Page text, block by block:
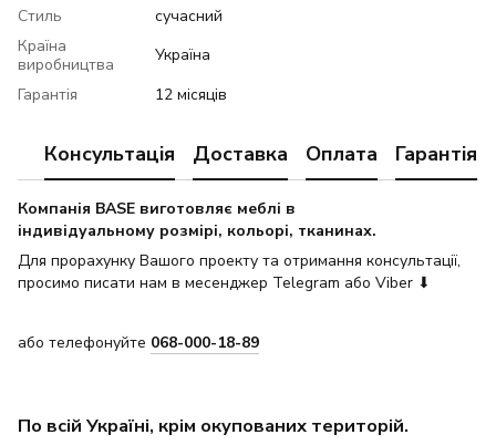
Стиль
сучасний
Країна
виробництва
Україна
Гарантія
12 місяців
Консультація Доставка Оплата Гарантія
Компанія BASE виготовляє меблі в
індивідуальному розмірі, кольорі, тканинах.
Для прорахунку Вашого проекту та отримання консультації,
просимо писати нам в месенджер Telegram або Viber ⬇
або телефонуйте 068-000-18-89
По всій Україні, крім окупованих територій.